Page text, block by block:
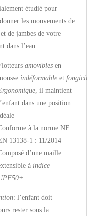
étudié pour
les mouvements de
de jambes de votre
dans l’eau.
amovibles en
indéformable et
, il maintient
dans une position
à la norme NF
13138-1 : 11/2014
d’une maille
à indice
: l’enfant doit
rester sous la